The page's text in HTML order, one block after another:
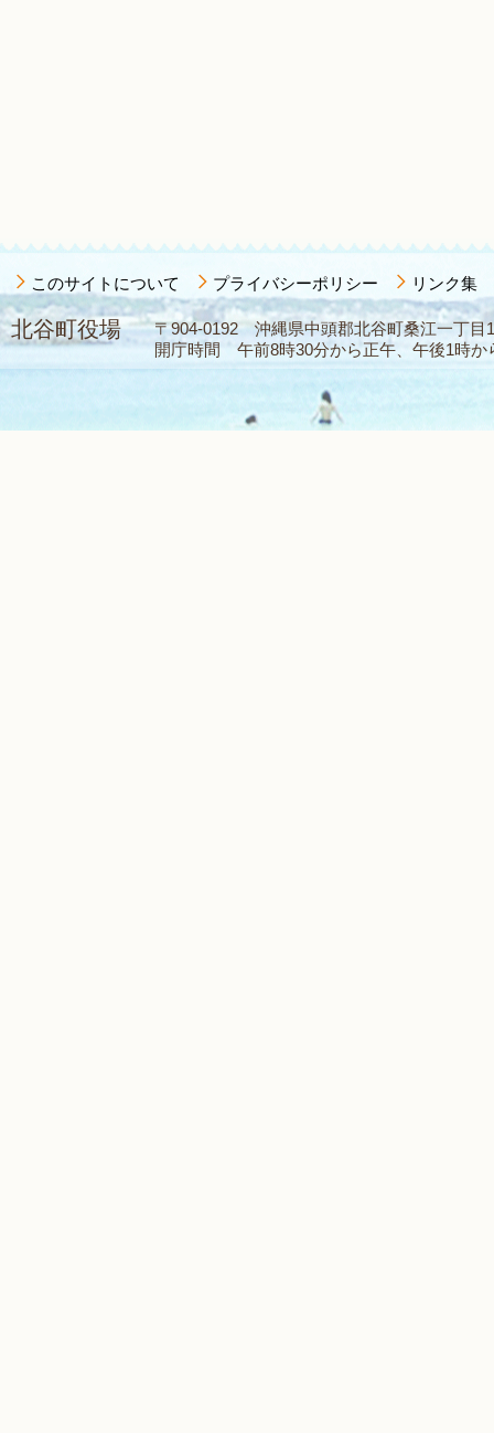
このサイトについて プライバシーポリシー リンク集
北谷町役場
〒904-0192 沖縄県中頭郡北谷町桑江一丁
開庁時間 午前8時30分から正午、午後1時か